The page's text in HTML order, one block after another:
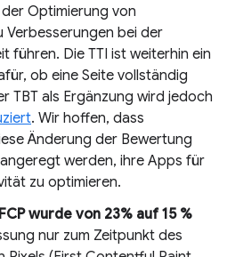
Optimierung von
Verbesserungen bei der
führen. Die TTI ist weiterhin ein
ob eine Seite vollständig
TBT als Ergänzung wird jedoch
. Wir hoffen, dass
Änderung der Bewertung
werden, ihre Apps für
zu optimieren.
wurde von 23% auf 15 %
nur zum Zeitpunkt des